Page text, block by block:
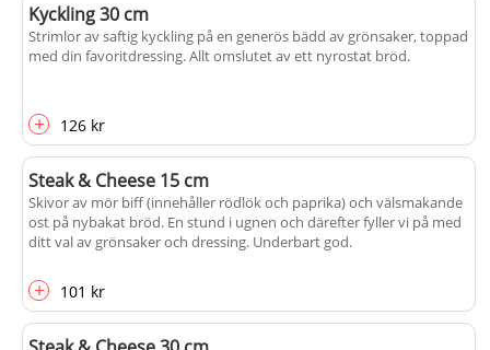
Kyckling 30 cm
Strimlor av saftig kyckling på en generös bädd av grönsaker, toppad
med din favoritdressing. Allt omslutet av ett nyrostat bröd.
+ 126 kr
Steak & Cheese 15 cm
Skivor av mör biff (innehåller rödlök och paprika) och välsmakande
ost på nybakat bröd. En stund i ugnen och därefter fyller vi på med
ditt val av grönsaker och dressing. Underbart god.
+ 101 kr